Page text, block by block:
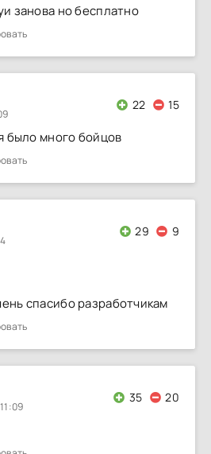
занова но бесплатно
22 15
было много бойцов
29 9
спасибо разработчикам
35 20